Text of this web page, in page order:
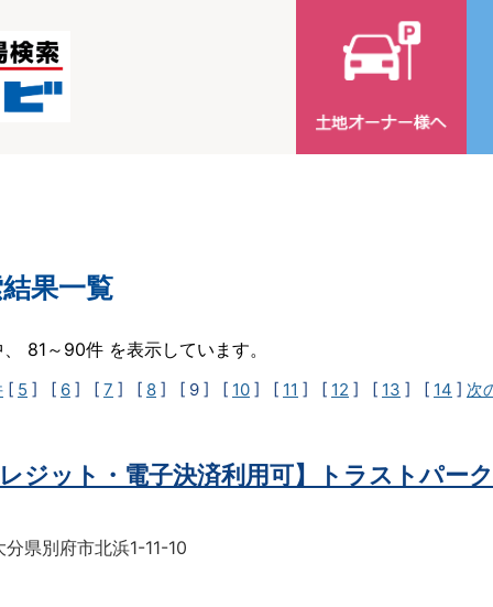
果一覧
81～90件 を表示しています。
[ 5 ] [ 6 ] [ 7 ] [ 8 ] [ 9 ] [ 10 ] [ 11 ] [ 12 ] [ 13 ] [ 14 ] 次
レジット・電子決済利用可】トラストパー
分県別府市北浜1-11-10